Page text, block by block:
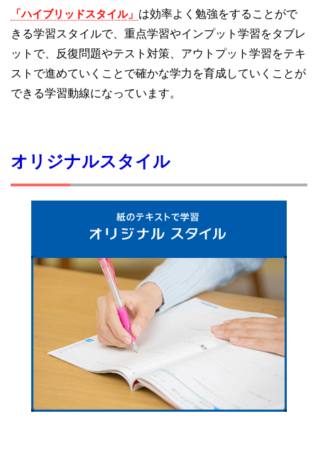
「ハイブリッドスタイル」 は効率よく勉強をすることがで
きる学習スタイルで、重点学習やインプット学習をタブレ
ットで、反復問題やテスト対策、アウトプット学習をテキ
ストで進めていくことで確かな学力を育成していくことが
できる学習動線になっています。
オリジナルスタイル